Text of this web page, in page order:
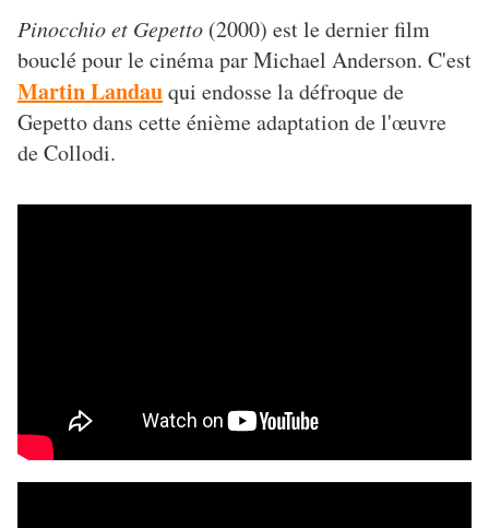
Pinocchio et Gepetto (2000) est le dernier film
bouclé pour le cinéma par Michael Anderson. C'est
Martin Landauqui endosse la défroque de
Gepetto dans cette énième adaptation de l'œuvre
de Collodi.